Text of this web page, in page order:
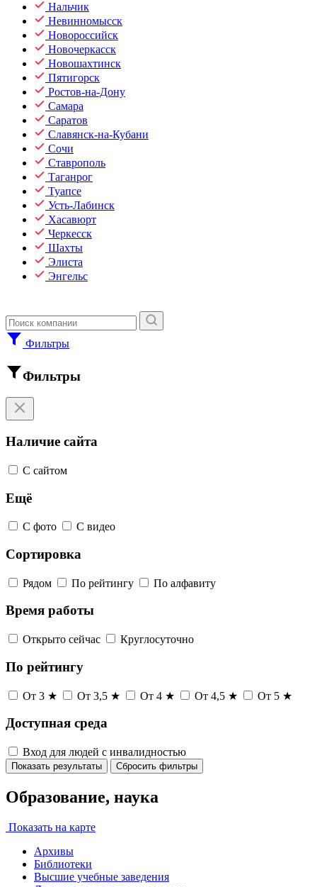
Нальчик
Невинномысск
Новороссийск
Новочеркасск
Новошахтинск
Пятигорск
Ростов-на-Дону
Самара
Саратов
Славянск-на-Кубани
Сочи
Ставрополь
Таганрог
Туапсе
Усть-Лабинск
Хасавюрт
Черкесск
Шахты
Элиста
Энгельс
Фильтры
Фильтры
Наличие сайта
С сайтом
Ещё
С фото С видео
Сортировка
Рядом По рейтингу По алфавиту
Время работы
Открыто сейчас Круглосуточно
По рейтингу
От 3 ★ От 3,5 ★ От 4 ★ От 4,5 ★ От 5 ★
Доступная среда
Вход для людей с инвалидностью
Показать результаты Сбросить фильтры
Образование, наука
Показать на карте
Архивы
Библиотеки
Высшие учебные заведения